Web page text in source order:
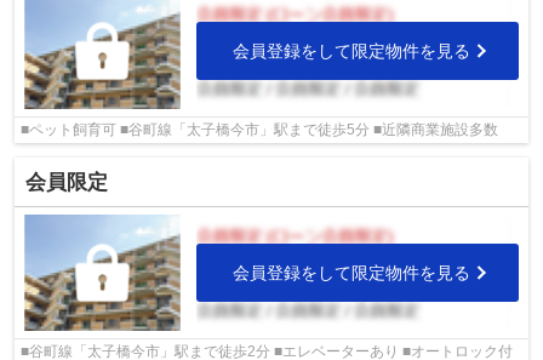
会員登録をして限定物件を見る
■ペット飼育可 ■谷町線「太子橋今市」駅まで徒歩5分 ■近隣商業施設多数
会員限定
会員登録をして限定物件を見る
■谷町線「太子橋今市」駅まで徒歩2分 ■エレベーターあり ■オートロック付